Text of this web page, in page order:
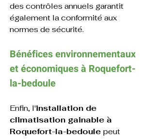
des contrôles annuels garantit
également la conformité aux
normes de sécurité.
Bénéfices environnementaux
et économiques à Roquefort-
la-bedoule
Enfin, l'installation de
climatisation gainable à
Roquefort-la-bedoule peut